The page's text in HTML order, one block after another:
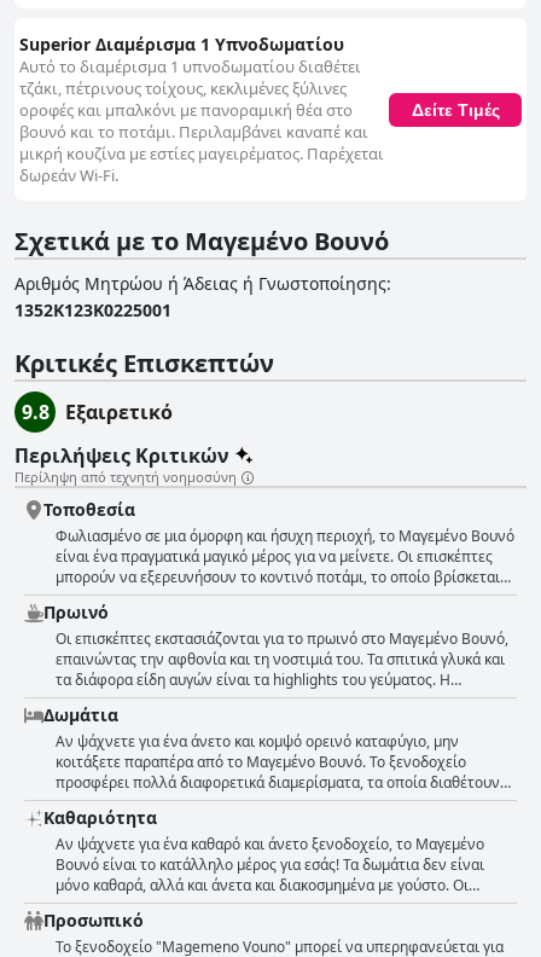
Superior Διαμέρισμα 1 Υπνοδωματίου
Αυτό το διαμέρισμα 1 υπνοδωματίου διαθέτει
τζάκι, πέτρινους τοίχους, κεκλιμένες ξύλινες
οροφές και μπαλκόνι με πανοραμική θέα στο
βουνό και το ποτάμι. Περιλαμβάνει καναπέ και
μικρή κουζίνα με εστίες μαγειρέματος. Παρέχεται
δωρεάν Wi-Fi.
Δείτε Τιμές
Σχετικά με το Μαγεμένο Βουνό
Αριθμός Μητρώου ή Άδειας ή Γνωστοποίησης:
1352Κ123Κ0225001
Κριτικές Επισκεπτών
9.8
Εξαιρετικό
Περιλήψεις Κριτικών
Περίληψη από τεχνητή νοημοσύνη
Τοποθεσία
Φωλιασμένο σε μια όμορφη και ήσυχη περιοχή, το Μαγεμένο Βουνό
είναι ένα πραγματικά μαγικό μέρος για να μείνετε. Οι επισκέπτες
μπορούν να εξερευνήσουν το κοντινό ποτάμι, το οποίο βρίσκεται
σε κοντινή απόσταση με τα πόδια. Τα ίδια τα διαμερίσματα
προσφέρουν εκπληκτική θέα και ζεστή ατμόσφαιρα. Η τοποθεσία,
βυθισμένη στη φύση και περιτριγυρισμένη από πράσινο, δεν είναι
τίποτα λιγότερο από φανταστική - ένα ταξίδι πίσω στο χρόνο. Το
ξενοδοχείο βρίσκεται κοντά σε ένα γοητευτικό ορεινό χωριό και
προσφέρει εκπληκτική θέα στο τοπίο. Συνολικά, η τοποθεσία είναι
απολύτως μαγευτική και προσφέρει μια πραγματικά αξέχαστη
εμπειρία.
Πρωινό
Οι επισκέπτες εκστασιάζονται για το πρωινό στο Μαγεμένο Βουνό,
επαινώντας την αφθονία και τη νοστιμιά του. Τα σπιτικά γλυκά και
τα διάφορα είδη αυγών είναι τα highlights του γεύματος. Η
εξυπηρέτηση είναι επίσης εξαιρετική με μια εκπληκτική θέα να το
συνοδεύει. Ορισμένοι επισκέπτες σημειώνουν ότι το πρωινό είναι
ιδανικό για τον ανεφοδιασμό με καύσιμα για πεζοπορία και κολύμπι
στους κοντινούς καταρράκτες. Το πρωινό παρασκευάζεται με
γνώμονα τα πρωτόκολλα υγιεινής, εξασφαλίζοντας μια ασφαλή και
απολαυστική εμπειρία. Συνολικά, το πρωινό στο Μαγεμένο Βουνό
είναι ένα must-try για όποιον το επισκέπτεται.
Δωμάτια
Αν ψάχνετε για ένα άνετο και κομψό ορεινό καταφύγιο, μην
κοιτάξετε παραπέρα από το Μαγεμένο Βουνό. Το ξενοδοχείο
προσφέρει πολλά διαφορετικά διαμερίσματα, τα οποία διαθέτουν
εκπληκτική θέα στο βουνό και μοναδική διακόσμηση. Οι επισκέπτες
παραληρούν για την καθαριότητα των δωματίων και τα καλά
υδραυλικά. Το προσωπικό περιγράφεται ως φιλικό και φιλόξενο,
προσθέτοντας στην άνετη ατμόσφαιρα. Τα διαμερίσματα διαθέτουν
γοητευτικές λεπτομέρειες, όπως μεγάλα παράθυρα με εκπληκτική
θέα στα βουνά και τον κοντινό ποταμό, που κάνουν την εμπειρία
αξέχαστη. Κάθε διαμέρισμα διαθέτει επίσης μικρή κουζίνα και
βεράντα. Συνολικά, το Μαγεμένο Βουνό προσφέρει μια υπέροχη
Καθαριότητα
Αν ψάχνετε για ένα καθαρό και άνετο ξενοδοχείο, το Μαγεμένο
Βουνό είναι το κατάλληλο μέρος για εσάς! Τα δωμάτια δεν είναι
μόνο καθαρά, αλλά και άνετα και διακοσμημένα με γούστο. Οι
επισκέπτες έχουν επαινέσει τα καλά υδραυλικά και έχουν
περιγράψει το ξενοδοχείο ως γοητευτικό και όμορφο με ζεστή και
φιλόξενη ατμόσφαιρα. Τα δωμάτια είναι πεντακάθαρα και οι
Προσωπικό
Το ξενοδοχείο "Magemeno Vouno" μπορεί να υπερηφανεύεται για